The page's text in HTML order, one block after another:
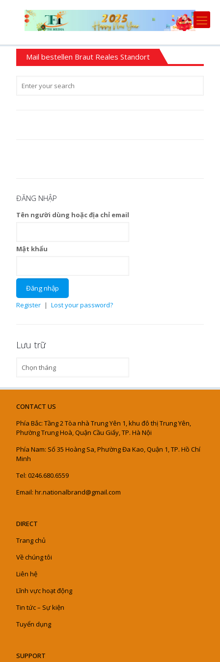
Mail bestellen Braut Reales Standort
ĐĂNG NHẬP
Tên người dùng hoặc địa chỉ email
Mật khẩu
Register | Lost your password?
Lưu trữ
trữ
CONTACT US
Phía Bắc: Tầng 2 Tòa nhà Trung Yên 1, khu đô thị Trung Yên,
Phường Trung Hoà, Quận Cầu Giấy, TP. Hà Nội
Phía Nam: Số 35 Hoàng Sa, Phường Đa Kao, Quận 1, TP. Hồ Chí
Minh
Tel: 0246.680.6559
Email: hr.nationalbrand@gmail.com
DIRECT
Trang chủ
Về chúng tôi
Liên hệ
Lĩnh vực hoạt động
Tin tức – Sự kiện
Tuyển dụng
SUPPORT